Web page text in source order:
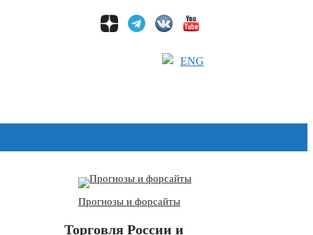
ENG
Прогнозы и форсайты
Торговля России и